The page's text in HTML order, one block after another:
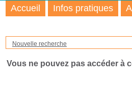
Nouvelle recherche
Vous ne pouvez pas accéder à
Accueil Infos pratiques